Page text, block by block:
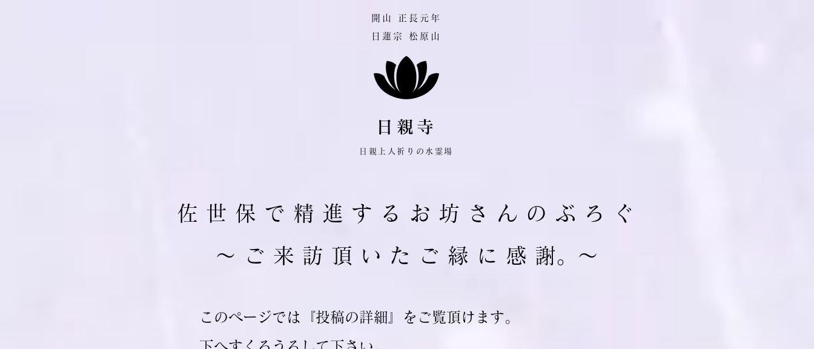
​開山 正長元年
日蓮宗 松原山
日親寺
日親上人祈りの水霊場
佐 世 保 で 精 進 す る お 坊 さ ん の ぶ ろ ぐ
​～ ご 来 訪 頂 い た ご 縁 に 感 謝。～
このページでは『投稿の詳細』をご覧頂けます。
​下へすくろうるして下さい。